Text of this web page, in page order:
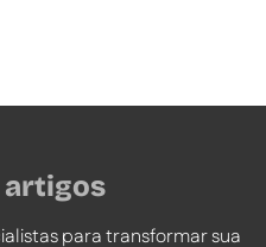
artigos
para transformar sua